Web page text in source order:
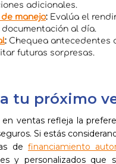
adicionales.
manejo: Evalúa el
al día.
: Chequea antecedentes
futuras sorpresas.
tu próximo
ventas refleja la
Si estás
de financiamiento
y personalizados que